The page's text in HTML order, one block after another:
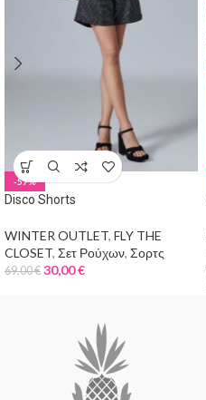
-57%
Disco Shorts
WINTER OUTLET, FLY THE
CLOSET, Σετ Ρούχων, Σορτς
69,00€ 30,00€